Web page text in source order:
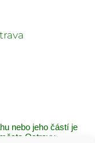
nebo jeho částí je
Ostravy.